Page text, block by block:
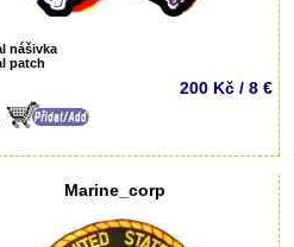
nášivka
patch
200 Kč / 8 €
Marine_corp